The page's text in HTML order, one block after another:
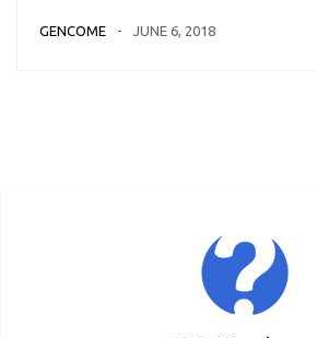
GENCOME JUNE 6, 2018